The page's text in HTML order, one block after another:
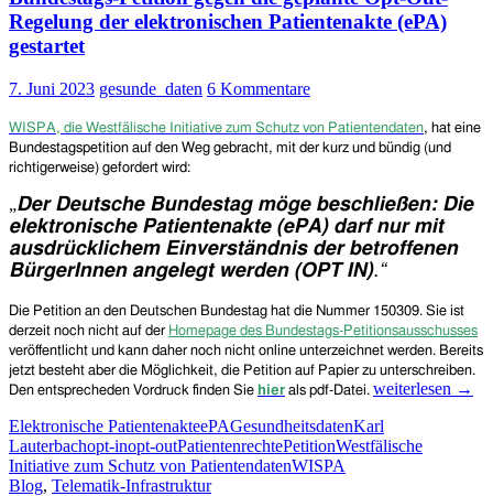
mit
Gesundheits-
geplant
Regelung der elektronischen Patientenakte (ePA)
gestartet
7. Juni 2023 gesunde_daten 6 Kommentare
WISPA, die Westfälische Initiative zum Schutz von Patientendaten, hat eine
Bundestagspetition auf den Weg gebracht, mit der kurz und bündig (und
richtigerweise) gefordert wird:
„Der Deutsche Bundestag möge beschließen: Die
elektronische Patientenakte (ePA) darf nur mit
ausdrücklichem Einverständnis der betroffenen
BürgerInnen angelegt werden (OPT IN).“
Die Petition an den Deutschen Bundestag hat die Nummer 150309. Sie ist
derzeit noch nicht auf der Homepage des Bundestags-Petitionsausschusses
veröffentlicht und kann daher noch nicht online unterzeichnet werden. Bereits
jetzt besteht aber die Möglichkeit, die Petition auf Papier zu unterschreiben.
Den entsprecheden Vordruck finden Sie hier als pdf-Datei. Bundestags-
gegen
die
weiterlesen →
Elektronische PatientenakteePAGesundheitsdatenKarl
Lauterbachopt-inopt-outPatientenrechtePetitionWestfälische
Initiative zum Schutz von PatientendatenWISPA
Blog, Telematik-Infrastruktur